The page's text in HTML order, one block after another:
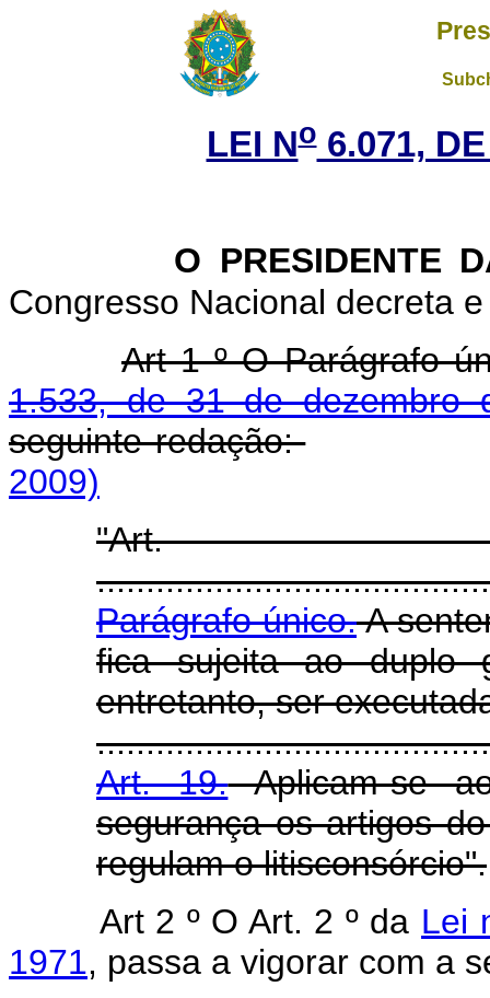
LEI No6.071,
O PRESIDENTE
Congresso Nacional decreta
Art 1 º O Parágrafo
1.533, de 31 de dezembro
seguinte redação:
2009)
Parágrafo único.A
fica sujeita ao duplo
entretanto, ser
Art. 19.Aplicam-se
segurança os artigos
regulam o litisconsórcio".
Art 2 º O Art. 2 º da Lei
1971, passa a vigorar com a